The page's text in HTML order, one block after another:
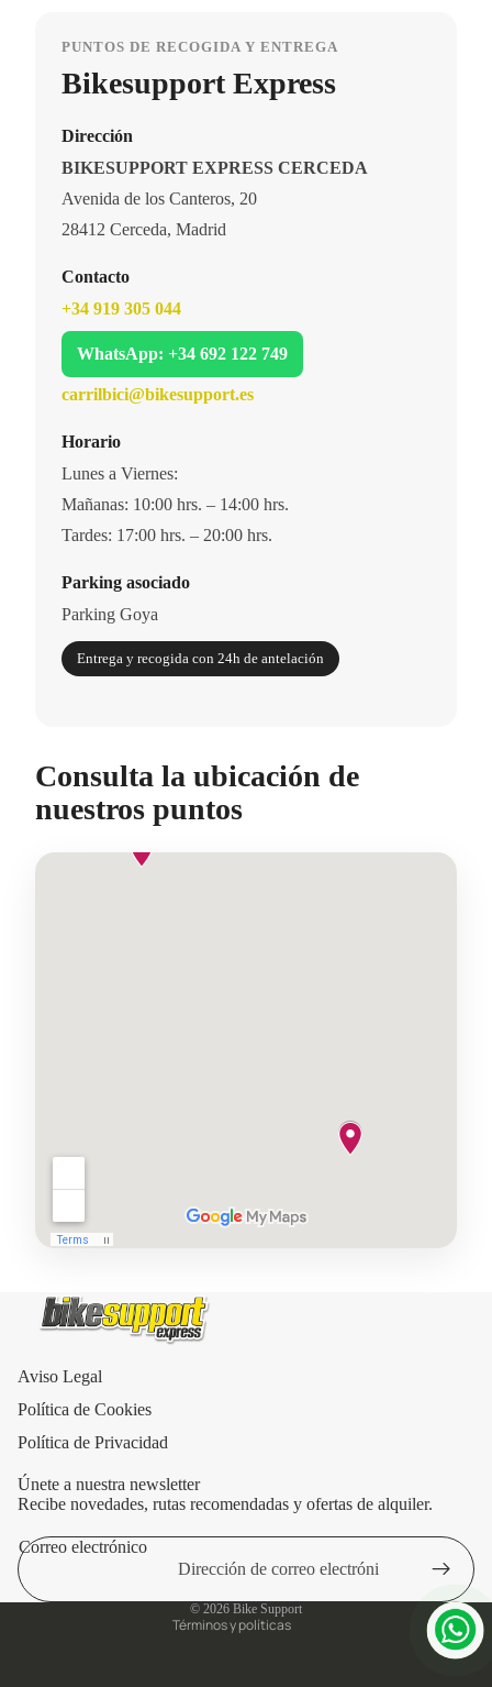
PUNTOS DE RECOGIDA Y ENTREGA
Bikesupport Express
Dirección
BIKESUPPORT EXPRESS CERCEDA
Avenida de los Canteros, 20
28412 Cerceda, Madrid
Contacto
+34 919 305 044
WhatsApp: +34 692 122 749
carrilbici@bikesupport.es
Horario
Lunes a Viernes:
Mañanas: 10:00 hrs. – 14:00 hrs.
Tardes: 17:00 hrs. – 20:00 hrs.
Parking asociado
Parking Goya
Entrega y recogida con 24h de antelación
Consulta la ubicación de
nuestros puntos
Aviso Legal
Política de Cookies
Política de Privacidad
Únete a nuestra newsletter
Recibe novedades, rutas recomendadas y ofertas de alquiler.
Correo electrónico
© 2026 Bike Support
Términos y políticas
Política de privacidad